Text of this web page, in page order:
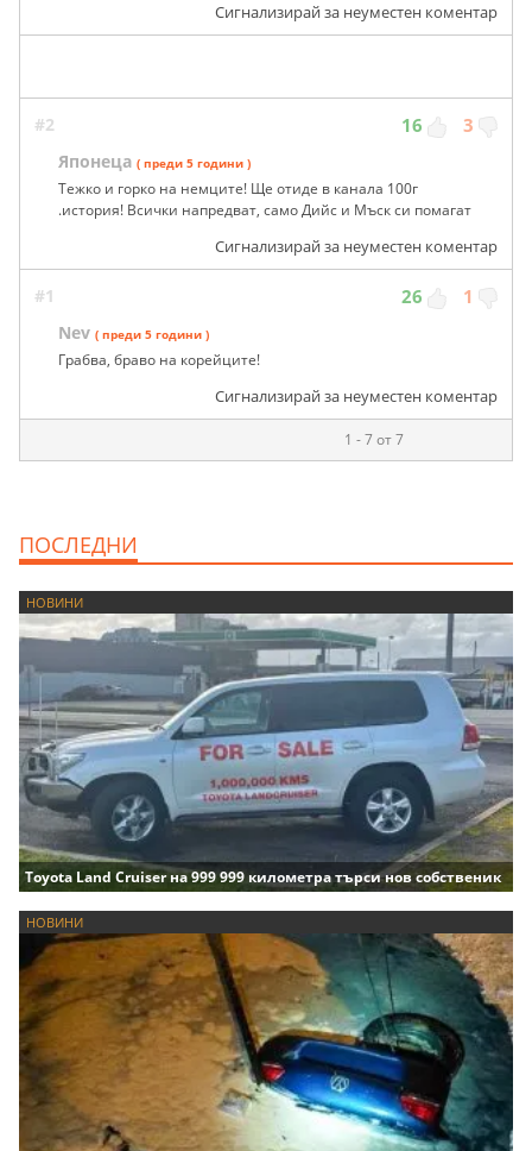
Сигнализирай за неуместен коментар
#2 16 3
Японеца ( преди 5 години )
Тежко и горко на немците! Ще отиде в канала 100г
.история! Всички напредват, само Дийс и Мъск си помагат
Сигнализирай за неуместен коментар
#1 26 1
Nev ( преди 5 години )
Грабва, браво на корейците!
Сигнализирай за неуместен коментар
1 - 7 от 7
ПОСЛЕДНИ
НОВИНИ
Toyota Land Cruiser на 999 999 километра търси нов собственик
НОВИНИ